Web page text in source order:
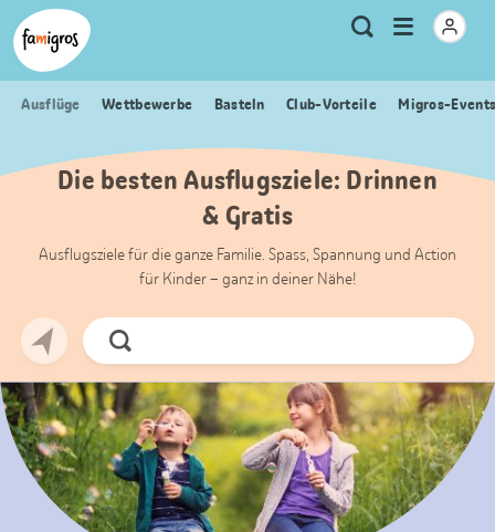
Sprungmarken
Navigation
Header
Logo
Meta
Navigation
Suche
Menu
öffnen
Ausflüge Wettbewerbe Basteln Club-Vorteile Migros-
Die besten Ausflugsziele: Drinnen
& Gratis
Ausflugsziele für die ganze Familie. Spass, Spannung und Action
für Kinder – ganz in deiner Nähe!
Jetzt
Suchen